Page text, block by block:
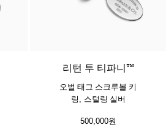
리턴 투 티파니™
오벌 태그 스크루볼 키
링, 스털링 실버
500,000원